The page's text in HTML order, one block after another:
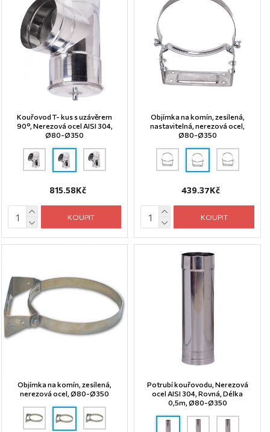
Kouřovod T- kus s uzávěrem
90°, Nerezová ocel AISI 304,
Ø80-Ø350
815.58Kč
KOUPIT
Objímka na komín, zesílená,
nastavitelná, nerezová ocel,
Ø80-Ø350
439.37Kč
KOUPIT
Objímka na komín, zesílená,
nerezová ocel, Ø80-Ø350
Potrubí kouřovodu, Nerezová
ocel AISI 304, Rovná, Délka
0,5m, Ø80-Ø350